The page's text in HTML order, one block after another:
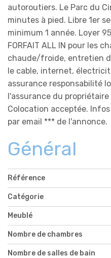
autoroutiers. Le Parc du
minutes à pied. Libre 1er
minimum 1 année. Loyer
FORFAIT ALL IN pour les
chaude/froide, entretien
le cable, internet,
assurance responsabilité
l'assurance du
Colocation acceptée.
par email *** de l'annonce.
Général
Référence
Catégorie
Meublé
Nombre de chambres
Nombre de salles de bain